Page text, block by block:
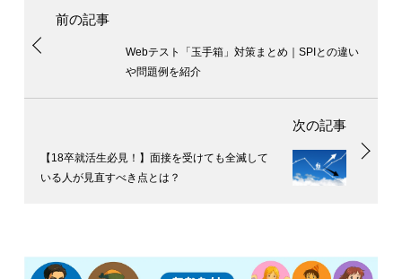
Webテスト「玉手箱」対策まとめ｜SPIとの違い
や問題例を紹介
【18卒就活生必見！】面接を受けても全滅して
いる人が見直すべき点とは？